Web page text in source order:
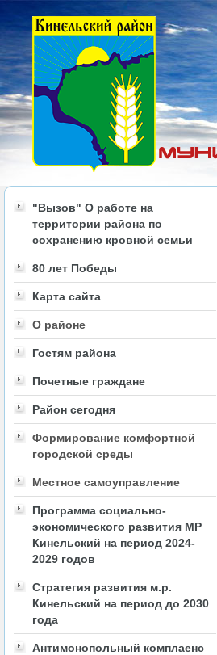
"Вызов" О работе на
территории района по
сохранению кровной семьи
80 лет Победы
Карта сайта
О районе
Гостям района
Почетные граждане
Район сегодня
Формирование комфортной
городской среды
Местное самоуправление
Программа социально-
экономического развития МР
Кинельский на период 2024-
2029 годов
Стратегия развития м.р.
Кинельский на период до 2030
года
Антимонопольный комплаенс